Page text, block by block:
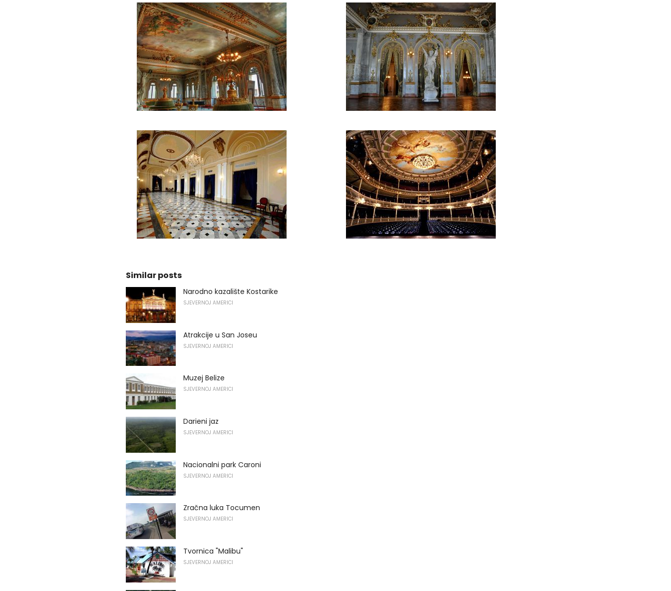
Similar posts
Narodno kazalište Kostarike
SJEVERNOJ AMERICI
Atrakcije u San Joseu
SJEVERNOJ AMERICI
Muzej Belize
SJEVERNOJ AMERICI
Darieni jaz
SJEVERNOJ AMERICI
Nacionalni park Caroni
SJEVERNOJ AMERICI
Zračna luka Tocumen
SJEVERNOJ AMERICI
Tvornica "Malibu"
SJEVERNOJ AMERICI